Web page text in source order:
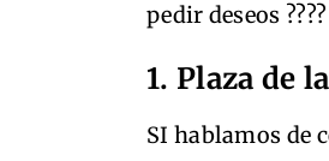
pedir deseos ????
1. Plaza de
SI hablamos de